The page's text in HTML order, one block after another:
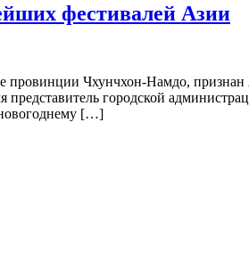
фестивалей Азии
Чхунчхон-Намдо,
городской
[…]